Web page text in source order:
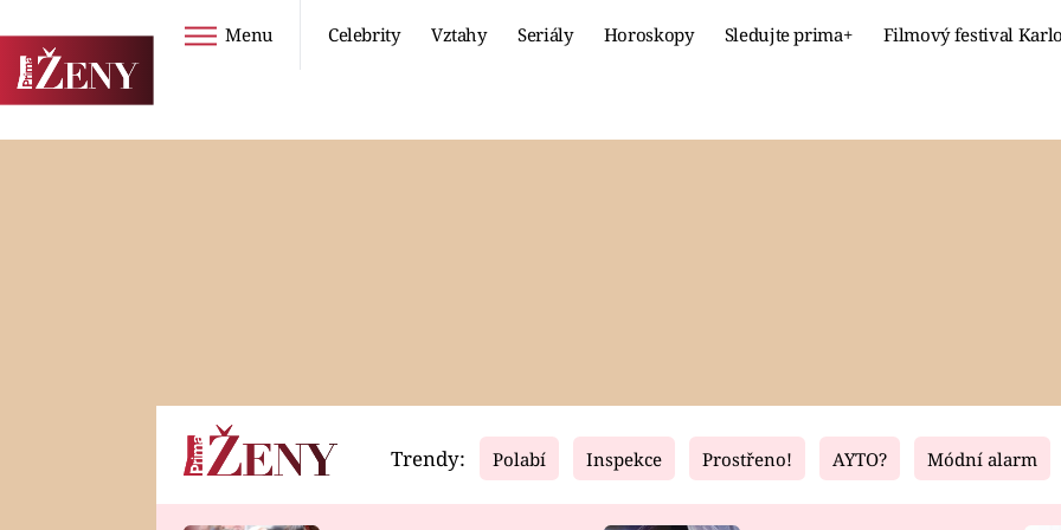
Menu Celebrity Vztahy Seriály Horoskopy Sledujte prima+ Filmový festival
Horoskopy Video Fresh Living
Trendy: Polabí Inspekce Prostřeno! AYTO? Módní alarm